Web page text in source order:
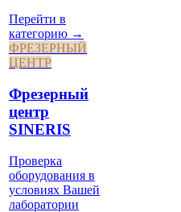
Перейти в
категорию →
ФРЕЗЕРНЫЙ
ЦЕНТР
Фрезерный
центр
SINERIS
Проверка
оборудования в
условиях Вашей
лаборатории